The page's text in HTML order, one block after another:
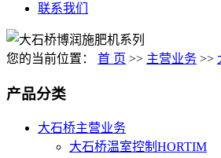
联系我们
您的当前位置： 首 页 >> 主营业务 >>
产品分类
大石桥主营业务
大石桥温室控制HORTIM